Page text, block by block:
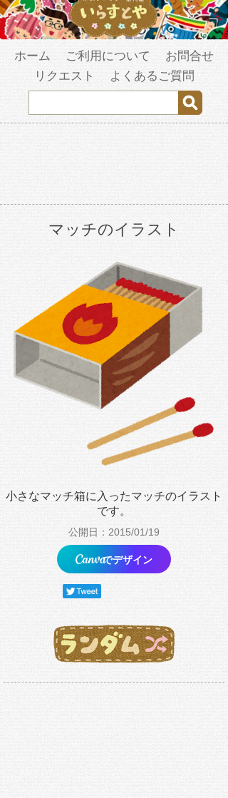
ホーム ご利用について
お問合せ
リクエスト
よくあるご質問
マッチのイラスト
小さなマッチ箱に入ったマッチのイラスト
です。
公開日：2015/01/19
でデザイン